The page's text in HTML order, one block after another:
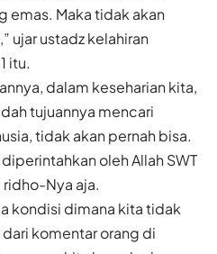
emas. Maka tidak akan
ujar ustadz kelahiran
itu.
dalam keseharian kita,
tujuannya mencari
tidak akan pernah bisa.
oleh Allah SWT
Nya aja.
kondisi dimana kita tidak
komentar orang di